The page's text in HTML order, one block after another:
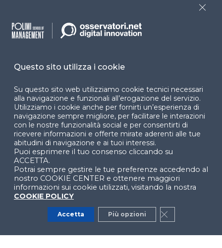
Facebook LinkedIn
YouTube X
di Ingegneria Gestionale
Questo sito utilizza i cookie
Su questo sito web utilizziamo cookie tecnici necessari
alla navigazione e funzionali all’erogazione del servizio.
Utilizziamo i cookie anche per fornirti un’esperienza di
navigazione sempre migliore, per facilitare le interazioni
con le nostre funzionalità social e per consentirti di
ricevere informazioni e offerte mirate aderenti alle tue
abitudini di navigazione e ai tuoi interessi.
Puoi esprimere il tuo consenso cliccando su
ACCETTA.
Potrai sempre gestire le tue preferenze accedendo al
nostro COOKIE CENTER e ottenere maggiori
informazioni sui cookie utilizzati, visitando la nostra
COOKIE POLICY
Accetta Più opzioni Close GDPR